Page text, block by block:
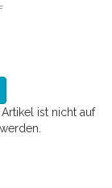
Artikel ist nicht auf